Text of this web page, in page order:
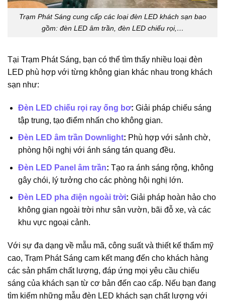
Trạm Phát Sáng cung cấp các loại đèn LED khách sạn bao
gồm: đèn LED âm trần, đèn LED chiếu rọi,…
Tại Trạm Phát Sáng, bạn có thể tìm thấy nhiều loại đèn
LED phù hợp với từng không gian khác nhau trong khách
sạn như:
Đèn LED chiếu rọi ray ống bơ: Giải pháp chiếu sáng
tập trung, tạo điểm nhấn cho không gian.
Đèn LED âm trần Downlight: Phù hợp với sảnh chờ,
phòng hội nghị với ánh sáng tán quang đều.
Đèn LED Panel âm trần: Tạo ra ánh sáng rộng, không
gây chói, lý tưởng cho các phòng hội nghị lớn.
Đèn LED pha điện ngoài trời: Giải pháp hoàn hảo cho
không gian ngoài trời như sân vườn, bãi đỗ xe, và các
khu vực ngoại cảnh.
Với sự đa dạng về mẫu mã, công suất và thiết kế thẩm mỹ
cao, Trạm Phát Sáng cam kết mang đến cho khách hàng
các sản phẩm chất lượng, đáp ứng mọi yêu cầu chiếu
sáng của khách sạn từ cơ bản đến cao cấp. Nếu bạn đang
tìm kiếm những mẫu đèn LED khách sạn chất lượng với